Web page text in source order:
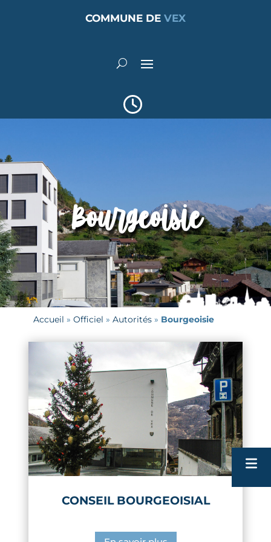
COMMUNE DE VEX
Bourgeoisie
Accueil » Officiel » Autorités » Bourgeoisie
CONSEIL BOURGEOISIAL